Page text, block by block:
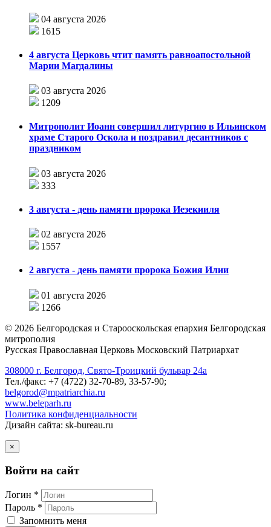
04 августа 2026
1615
4 августа Церковь чтит память равноапостольной
Марии Магдалины
03 августа 2026
1209
Митрополит Иоанн совершил литургию в Ильинском
храме Старого Оскола и поздравил десантников с
праздником
03 августа 2026
333
3 августа - день памяти пророка Иезекииля
02 августа 2026
1557
2 августа - день памяти пророка Божия Илии
01 августа 2026
1266
© 2026 Белгородская и Старооскольская епархия Белгородская
митрополия
Русская Православная Церковь Московский Патриархат
308000 г. Белгород, Свято-Троицкий бульвар 24а
Тел./факс: +7 (4722) 32-70-89, 33-57-90;
belgorod@mpatriarchia.ru
www.beleparh.ru
Политика конфиденциальности
Дизайн сайта: sk-bureau.ru
×
Войти на сайт
Логин *
Пароль *
Запомнить меня